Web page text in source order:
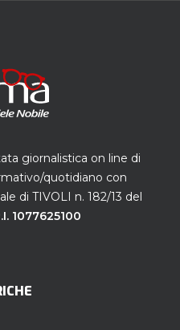
giornalistica on line di
quotidiano con
di TIVOLI n. 182/13 del
1077625100